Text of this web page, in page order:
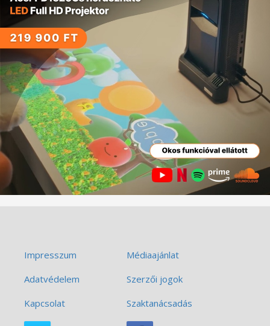
Impresszum
Médiaajánlat
Adatvédelem
Szerzői jogok
Kapcsolat
Szaktanácsadás